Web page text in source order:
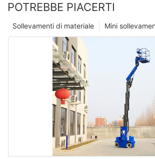
POTREBBE PIACERTI
Mini
Sollevamenti di materiale